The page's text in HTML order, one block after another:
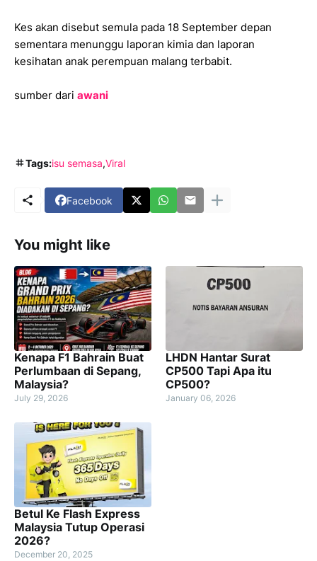
Kes akan disebut semula pada 18 September depan
sementara menunggu laporan kimia dan laporan
kesihatan anak perempuan malang terbabit.
sumber dari awani
Tags:isu semasa Viral
Facebook
You might like
Kenapa F1 Bahrain Buat
Perlumbaan di Sepang,
Malaysia?
July 29, 2026
LHDN Hantar Surat
CP500 Tapi Apa itu
CP500?
January 06, 2026
Betul Ke Flash Express
Malaysia Tutup Operasi
2026?
December 20, 2025